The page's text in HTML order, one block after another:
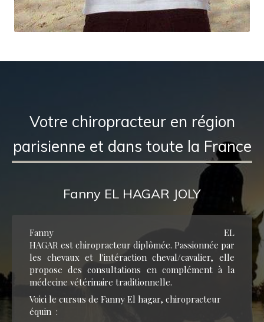
Votre chiropracteur en région
parisienne et dans toute la France
Fanny EL HAGAR JOLY
Fanny EL
HAGAR est chiropracteur diplômée. Passionnée par
les chevaux et l'intéraction cheval/cavalier, elle
propose des consultations en complément à la
médecine vétérinaire traditionnelle.
Voici le cursus de Fanny El hagar, chiropracteur
équin :